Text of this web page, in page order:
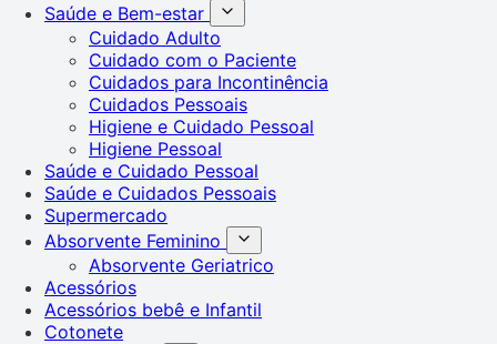
Saúde e Bem-estar
Cuidado Adulto
Cuidado com o Paciente
Cuidados para Incontinência
Cuidados Pessoais
Higiene e Cuidado Pessoal
Higiene Pessoal
Saúde e Cuidado Pessoal
Saúde e Cuidados Pessoais
Supermercado
Absorvente Feminino
Absorvente Geriatrico
Acessórios
Acessórios bebê e Infantil
Cotonete